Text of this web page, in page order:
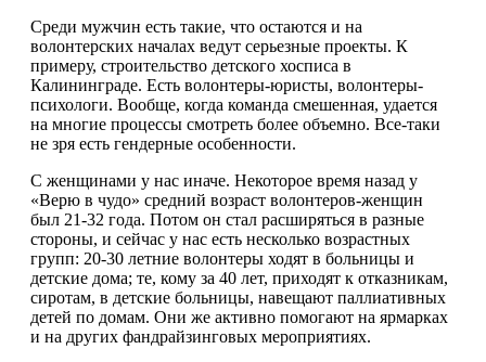
Среди мужчин есть такие, что остаются и на
волонтерских началах ведут серьезные проекты. К
примеру, строительство детского хосписа в
Калининграде. Есть волонтеры-юристы, волонтеры-
психологи. Вообще, когда команда смешенная, удается
на многие процессы смотреть более объемно. Все-таки
не зря есть гендерные особенности.
С женщинами у нас иначе. Некоторое время назад у
«Верю в чудо» средний возраст волонтеров-женщин
был 21-32 года. Потом он стал расширяться в разные
стороны, и сейчас у нас есть несколько возрастных
групп: 20-30 летние волонтеры ходят в больницы и
детские дома; те, кому за 40 лет, приходят к отказникам,
сиротам, в детские больницы, навещают паллиативных
детей по домам. Они же активно помогают на ярмарках
и на других фандрайзинговых мероприятиях.